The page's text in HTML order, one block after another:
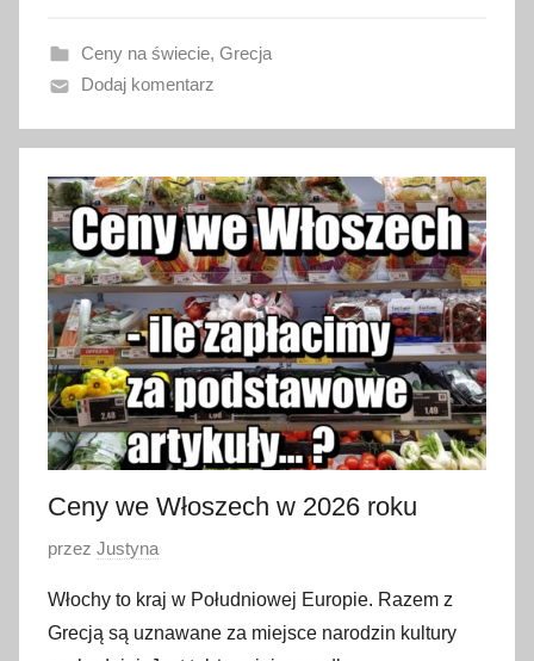
a
n
3
0
s
t
y
c
z
n
i
a
2
0
3
Ceny na świecie, Grecja
Dodaj komentarz
Ceny we Włoszech w 2026 roku
O
u
b
przez Justyna
Włochy to kraj w Południowej Europie. Razem z
Grecją są uznawane za miejsce narodzin kultury